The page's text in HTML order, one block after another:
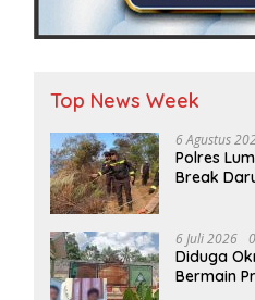
Top News Week
6 Agustus
Polres
Break
6 Juli 2026
Diduga
Bermain